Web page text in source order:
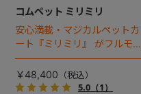
コムペット ミリミリ
安心満載・マジカルペットカ
ート『ミリミリ』 がフルモデ
ルチェンジ。 新機能「マジ
ルフォールディング」搭載
￥48,400
5.0（1）